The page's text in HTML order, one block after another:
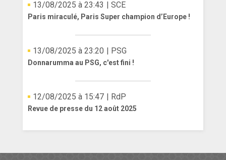
13/08/2025 à 23:43 | SCE
Paris miraculé, Paris Super champion d’Europe !
13/08/2025 à 23:20 | PSG
Donnarumma au PSG, c'est fini !
12/08/2025 à 15:47 | RdP
Revue de presse du 12 août 2025